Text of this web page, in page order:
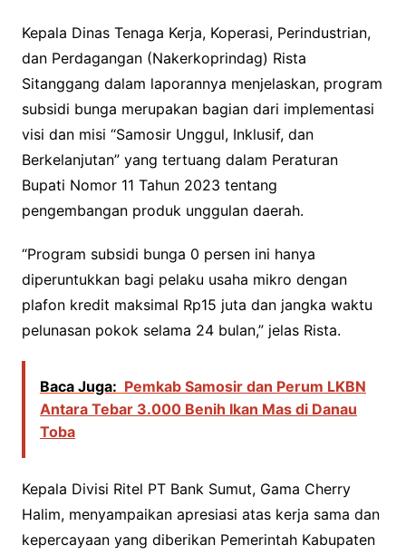
Kepala Dinas Tenaga Kerja, Koperasi, Perindustrian,
dan Perdagangan (Nakerkoprindag) Rista
Sitanggang dalam laporannya menjelaskan, program
subsidi bunga merupakan bagian dari implementasi
visi dan misi “Samosir Unggul, Inklusif, dan
Berkelanjutan” yang tertuang dalam Peraturan
Bupati Nomor 11 Tahun 2023 tentang
pengembangan produk unggulan daerah.
“Program subsidi bunga 0 persen ini hanya
diperuntukkan bagi pelaku usaha mikro dengan
plafon kredit maksimal Rp15 juta dan jangka waktu
pelunasan pokok selama 24 bulan,” jelas Rista.
Baca Juga: Pemkab Samosir dan Perum LKBN
Antara Tebar 3.000 Benih Ikan Mas di Danau
Toba
Kepala Divisi Ritel PT Bank Sumut, Gama Cherry
Halim, menyampaikan apresiasi atas kerja sama dan
kepercayaan yang diberikan Pemerintah Kabupaten